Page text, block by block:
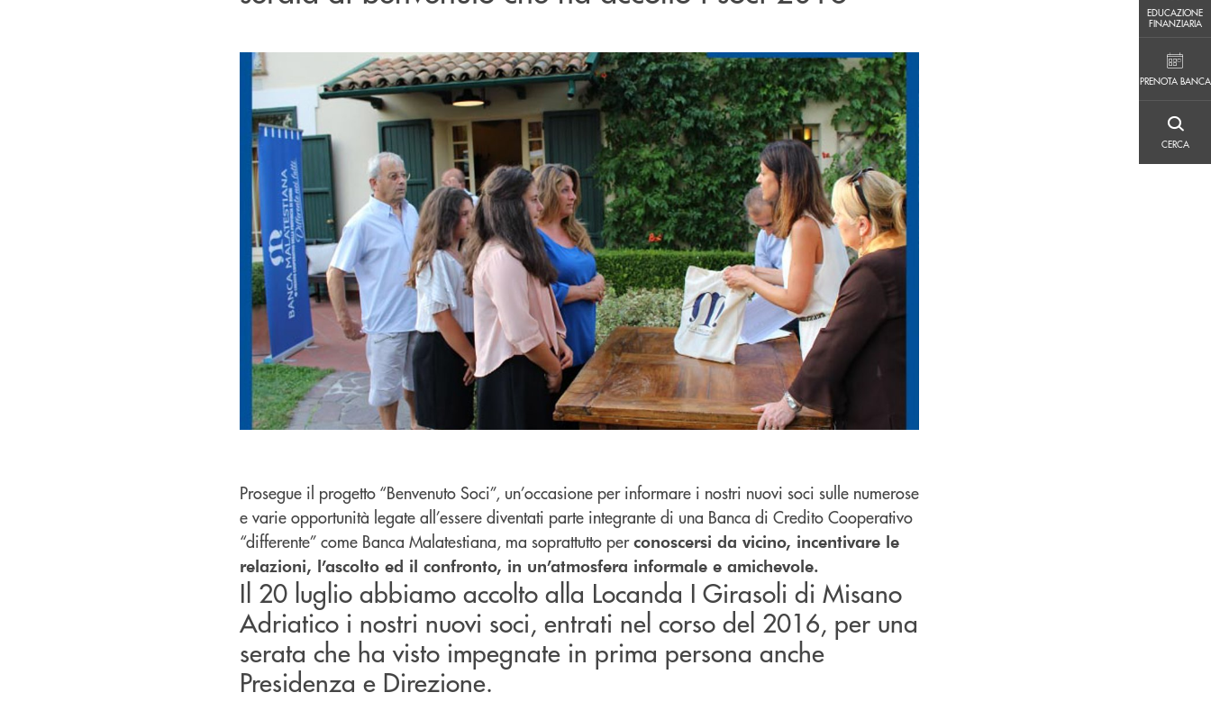
EDUCAZIONE
FINANZIARIA
PRENOTA BANCA
CERCA
Prosegue il progetto “Benvenuto Soci”, un’occasione per informare i nostri nuovi soci sulle numerose
e varie opportunità legate all’essere diventati parte integrante di una Banca di Credito Cooperativo
“differente” come Banca Malatestiana, ma soprattutto per conoscersi da vicino, incentivare le
relazioni, l’ascolto ed il confronto, in un’atmosfera informale e amichevole.
Il 20 luglio abbiamo accolto alla Locanda I Girasoli di Misano
Adriatico i nostri nuovi soci, entrati nel corso del 2016, per una
serata che ha visto impegnate in prima persona anche
Presidenza e Direzione.